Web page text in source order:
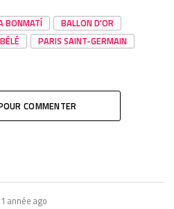
BONMATÍ
BALLON D'OR
PARIS SAINT-GERMAIN
COMMENTER
1 année ago